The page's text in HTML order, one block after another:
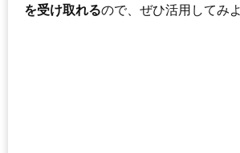
を受け取れるので、ぜひ活用してみよ